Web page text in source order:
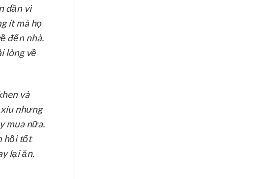
dần vì
ít mà họ
đến nhà.
lòng về
và
nhưng
mua nữa.
hồi tốt
lại ăn.